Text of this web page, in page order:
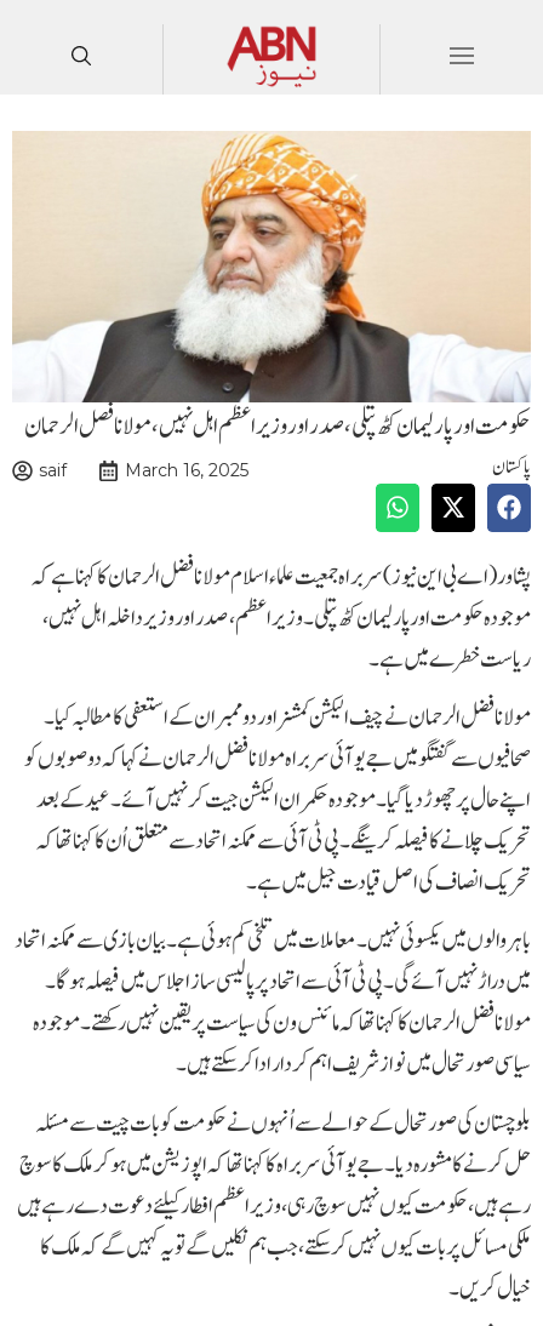
حکومت اور پارلیمان کٹھ پتلی،صدر اور وزیراعظم اہل نہیں،مولانا فصل الرحمان
پاکستان saif March 16, 2025
پشاور(اے بی این نیوز)سربراہ جمعیت علماء اسلام مولانا فضل الرحمان کا کہنا ہے کہ
موجودہ حکومت اور پارلیمان کٹھ پتلی۔ وزیراعظم، صدر اور وزیر داخلہ اہل نہیں،
ریاست خطرے میں ہے۔
مولانا فضل الرحمان نے چیف الیکشن کمشنر اور دو ممبران کے استعفی کامطالبہ کیا۔
صحافیوں سے گفتگو میں جے یو آئی سربراہ مولانا فضل الرحمان نے کہا کہ دو صوبوں کو
اپنے حال پر چھوڑ دیا گیا۔ موجودہ حکمران الیکشن جیت کر نہیں آئے۔ عید کے بعد
تحریک چلانے کا فیصلہ کرینگے۔پی ٹی آئی سے ممکنہ اتحاد سے متعلق اُن کا کہنا تھا کہ
تحریک انصاف کی اصل قیادت جیل میں ہے ۔
باہر والوں میں یکسوئی نہیں ۔ معاملات میں تلخی کم ہوئی ہے۔ بیان بازی سے ممکنہ اتحاد
میں دراڑ نہیں آئے گی ۔ پی ٹی آئی سے اتحاد پر پالیسی ساز اجلاس میں فیصلہ ہوگا۔
مولانا فضل الرحمان کا کہنا تھا کہ مائنس ون کی سیاست پر یقین نہیں رکھتے۔ موجودہ
سیاسی صورتحال میں نواز شریف اہم کردار ادا کرسکتے ہیں ۔
بلوچستان کی صورتحال کے حوالے سے اُنہوں نے حکومت کو بات چیت سے مسئلہ
حل کرنے کا مشورہ دیا۔جے یو آئی سربراہ کا کہنا تھا کہ اپوزیشن میں ہوکر ملک کا سوچ
رہے ہیں،حکومت کیوں نہیں سوچ رہی، وزیر اعظم افطار کیلئے دعوت دے رہے ہیں
ملکی مسائل پربات کیوں نہیں کرسکتے، جب ہم نکلیں گے تو یہ کہیں گے کہ ملک کا
خیال کریں۔